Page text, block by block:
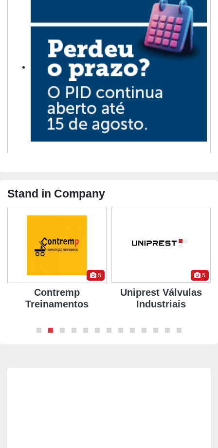
Stand in Company
5
Contremp
Treinamentos
5
Uniprest Válvulas
Industriais